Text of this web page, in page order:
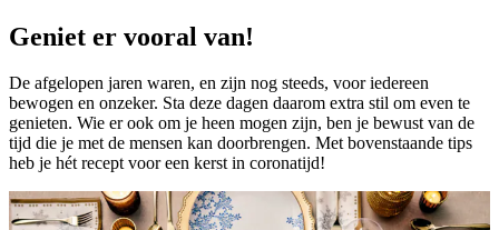
Geniet er vooral van!
De afgelopen jaren waren, en zijn nog steeds, voor iedereen
bewogen en onzeker. Sta deze dagen daarom extra stil om even te
genieten. Wie er ook om je heen mogen zijn, ben je bewust van de
tijd die je met de mensen kan doorbrengen. Met bovenstaande tips
heb je hét recept voor een kerst in coronatijd!